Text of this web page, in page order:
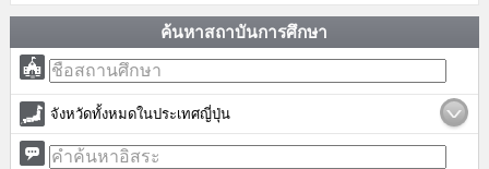
ค้นหาสถาบันการศึกษา
จังหวัดทั้งหมดในประเทศญี่ปุ่น